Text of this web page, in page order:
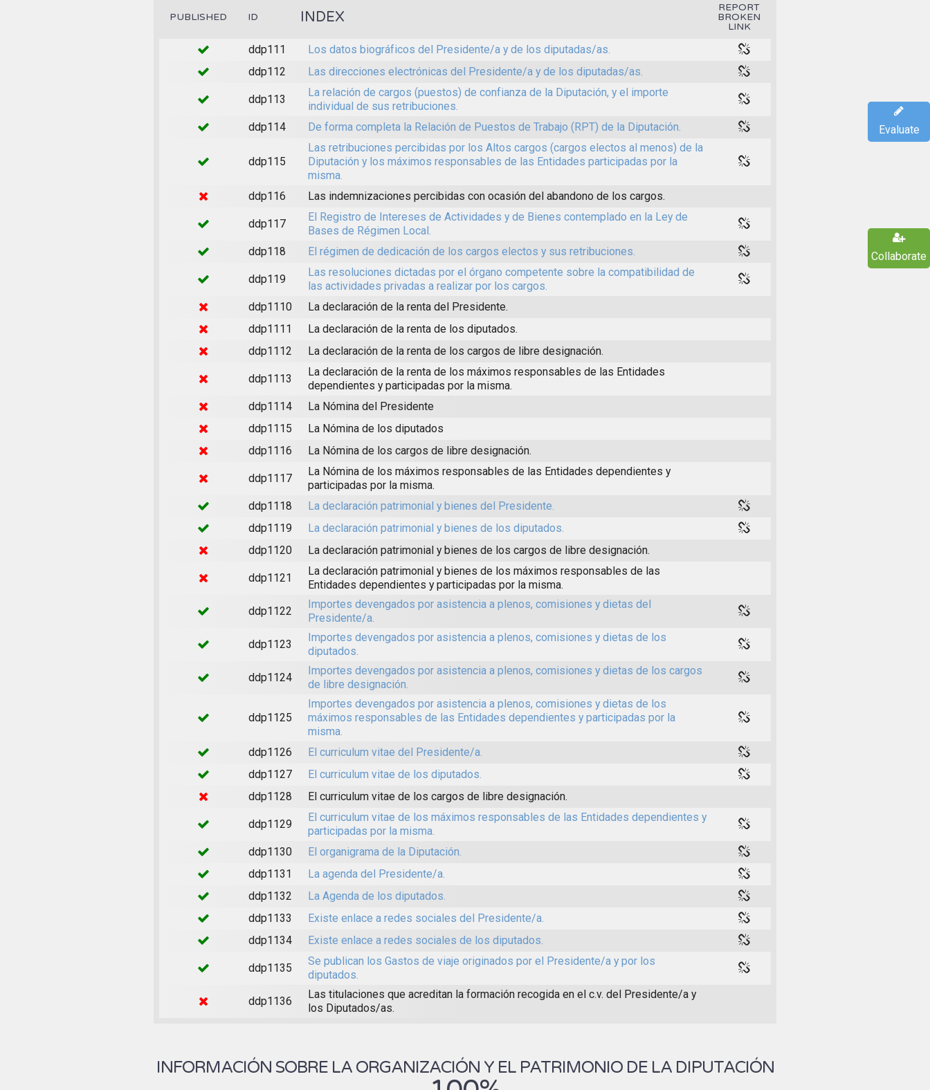
PUBLISHED ID INDEX
REPORT
BROKEN
LINK
ddp111
Los datos biográficos del Presidente/a y de los diputadas/as.
ddp112
Las direcciones electrónicas del Presidente/a y de los diputadas/as.
ddp113
La relación de cargos (puestos) de confianza de la Diputación, y el importe
individual de sus retribuciones.
ddp114
De forma completa la Relación de Puestos de Trabajo (RPT) de la Diputación.
ddp115
Las retribuciones percibidas por los Altos cargos (cargos electos al menos) de la
Diputación y los máximos responsables de las Entidades participadas por la
misma.
ddp116
Las indemnizaciones percibidas con ocasión del abandono de los cargos.
ddp117
El Registro de Intereses de Actividades y de Bienes contemplado en la Ley de
Bases de Régimen Local.
ddp118
El régimen de dedicación de los cargos electos y sus retribuciones.
ddp119
Las resoluciones dictadas por el órgano competente sobre la compatibilidad de
las actividades privadas a realizar por los cargos.
ddp1110
La declaración de la renta del Presidente.
ddp1111
La declaración de la renta de los diputados.
ddp1112
La declaración de la renta de los cargos de libre designación.
ddp1113
La declaración de la renta de los máximos responsables de las Entidades
dependientes y participadas por la misma.
ddp1114
La Nómina del Presidente
ddp1115
La Nómina de los diputados
ddp1116
La Nómina de los cargos de libre designación.
ddp1117
La Nómina de los máximos responsables de las Entidades dependientes y
participadas por la misma.
ddp1118
La declaración patrimonial y bienes del Presidente.
ddp1119
La declaración patrimonial y bienes de los diputados.
ddp1120
La declaración patrimonial y bienes de los cargos de libre designación.
ddp1121
La declaración patrimonial y bienes de los máximos responsables de las
Entidades dependientes y participadas por la misma.
ddp1122
Importes devengados por asistencia a plenos, comisiones y dietas del
Presidente/a.
ddp1123
Importes devengados por asistencia a plenos, comisiones y dietas de los
diputados.
ddp1124
Importes devengados por asistencia a plenos, comisiones y dietas de los cargos
de libre designación.
ddp1125
Importes devengados por asistencia a plenos, comisiones y dietas de los
máximos responsables de las Entidades dependientes y participadas por la
misma.
ddp1126
El curriculum vitae del Presidente/a.
ddp1127
El curriculum vitae de los diputados.
ddp1128
El curriculum vitae de los cargos de libre designación.
ddp1129
El curriculum vitae de los máximos responsables de las Entidades dependientes y
participadas por la misma.
ddp1130
El organigrama de la Diputación.
ddp1131
La agenda del Presidente/a.
ddp1132
La Agenda de los diputados.
ddp1133
Existe enlace a redes sociales del Presidente/a.
ddp1134
Existe enlace a redes sociales de los diputados.
ddp1135
Se publican los Gastos de viaje originados por el Presidente/a y por los
diputados.
ddp1136
Las titulaciones que acreditan la formación recogida en el c.v. del Presidente/a y
los Diputados/as.
INFORMACIÓN SOBRE LA ORGANIZACIÓN Y EL PATRIMONIO DE LA DIPUTACIÓN
Evaluate
Collaborate